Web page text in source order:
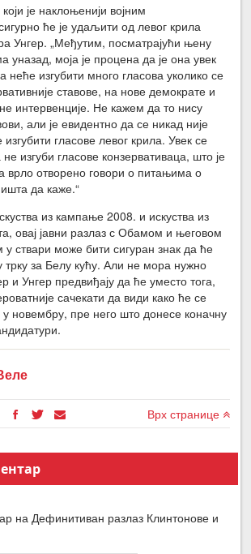
је наклоњенији војним
ће је удаљити од левог крила
Унгер. „Међутим, посматрајући њену
уназад, моја је процена да је она увек
неће изгубити много гласова уколико се
ставове, на нове демократе и
интервенције. Не кажем да то нису
али је евидентно да се никад није
гласове левог крила. Увек се
изгуби гласове конзервативаца, што је
врло отворено говори о питањима о
да каже.“
из кампање 2008. и искуства из
овај јавни разлаз с Обамом и његовом
у ствари може бити сигуран знак да ће
трку за Белу кућу. Али не мора нужно
и Унгер предвиђају да ће уместо тога,
сачекати да види како ће се
новембру, пре него што донесе коначну
Врх странице
на Дефинитиван разлаз Клинтонове и